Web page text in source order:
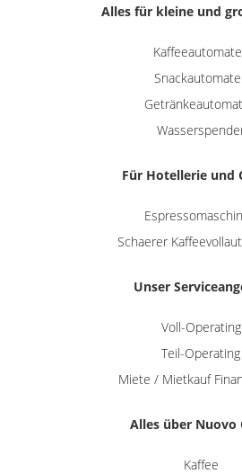
Alles für kleine und
Für Hotellerie und
Schaerer
Unser
Voll-Operating
Teil-Operating
Miete / Mietkauf
Alles über Nuovo
Kaffee